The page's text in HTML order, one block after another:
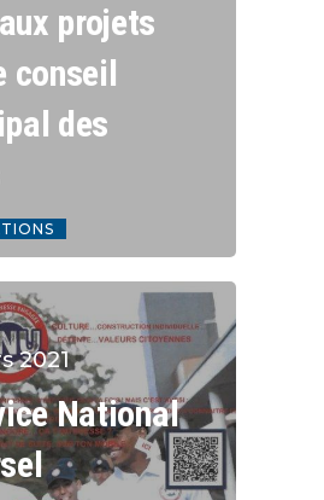
projets
conseil
des
2021
National